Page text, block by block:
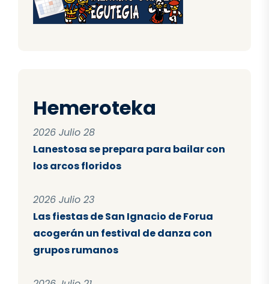
Hemeroteka
2026 Julio 28
Lanestosa se prepara para bailar con
los arcos floridos
2026 Julio 23
Las fiestas de San Ignacio de Forua
acogerán un festival de danza con
grupos rumanos